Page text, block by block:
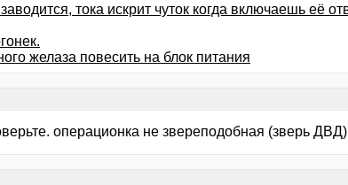
тока искрит чуток когда включаешь её
желаза повесить на блок питания
операционка не звереподобная (зверь